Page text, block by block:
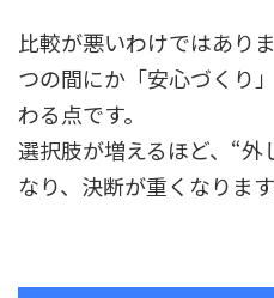
比較が悪いわけではあり
つの間にか「安心づくり
わる点です。
選択肢が増えるほど、“外
なり、決断が重くなります